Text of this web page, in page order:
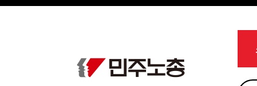
메뉴 건너뛰기
Sketchbook5, 스케치북5